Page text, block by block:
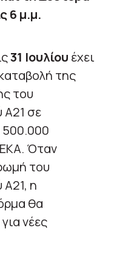
6 μ.μ.
31 Ιουλίου έχει
της
του
Α21 σε
Όταν
του
Α21, η
θα
νέες